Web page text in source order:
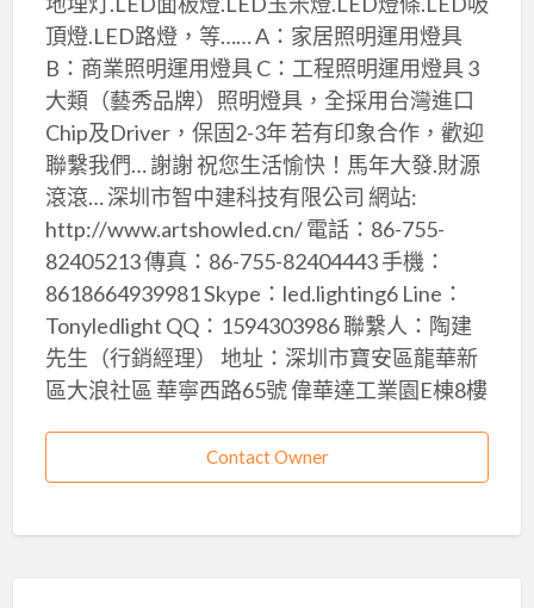
頂燈.LED路燈，等…… A：家居照明運用燈具
B：商業照明運用燈具 C：工程照明運用燈具 3
大類（藝秀品牌）照明燈具，全採用台灣進口
Chip及Driver，保固2-3年 若有印象合作，歡迎
聯繫我們… 謝謝 祝您生活愉快！馬年大發.財源
滾滾… 深圳市智中建科技有限公司 網站:
http://www.artshowled.cn/ 電話：86-755-
82405213 傳真：86-755-82404443 手機：
8618664939981 Skype：led.lighting6 Line：
Tonyledlight QQ：1594303986 聯繫人：陶建
先生（行銷經理） 地址：深圳市寶安區龍華新
區大浪社區 華寧西路65號 偉華達工業園E棟8樓
Contact Owner